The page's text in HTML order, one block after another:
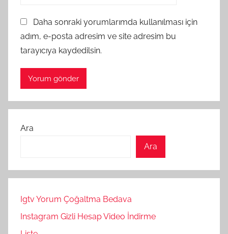
Daha sonraki yorumlarımda kullanılması için
adım, e-posta adresim ve site adresim bu
tarayıcıya kaydedilsin.
Ara
Ara
Igtv Yorum Çoğaltma Bedava
Instagram Gizli Hesap Video İndirme